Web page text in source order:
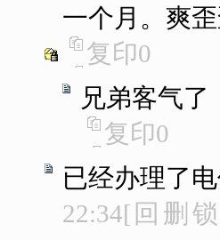
一个月。爽歪
复印0
兄弟客气了
复印0
已经办理了
22:34[ 回 删 锁